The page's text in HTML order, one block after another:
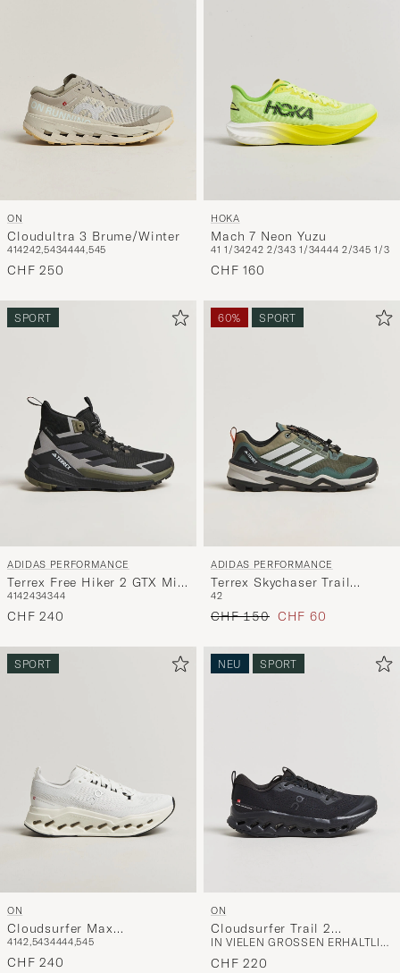
ON
Cloudultra 3 Brume/Winter
414242,5434444,545
CHF 250
HOKA
Mach 7 Neon Yuzu
41 1/34242 2/343 1/34444 2/345 1/3
CHF 160
SPORT
ADIDAS PERFORMANCE
Terrex Free Hiker 2 GTX Mid
Boot Black/Carbon
4142434344
CHF 240
60% SPORT
ADIDAS PERFORMANCE
Terrex Skychaser Trail
Sneaker Olive/Grey
42
Regulärer Preis
CHF 150 Reduzierter Preis
CHF 60
SPORT
ON
Cloudsurfer Max
White/White
4142,5434444,545
CHF 240
NEU SPORT
ON
Cloudsurfer Trail 2
Black/Eclipse
IN VIELEN GRÖSSEN ERHÄLTLICH
CHF 220